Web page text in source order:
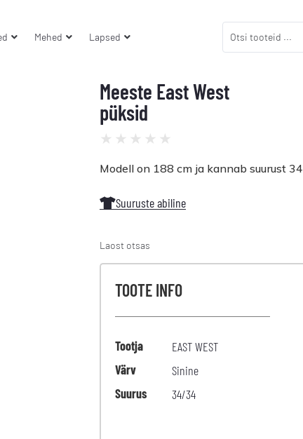
Mehed Lapsed
Meeste East West
püksid
★ ★ ★ ★ ★
Modell on 188 cm ja kannab suurust 34
Suuruste abiline
Laost otsas
TOOTE INFO
Tootja
EAST WEST
Värv
Sinine
Suurus
34/34